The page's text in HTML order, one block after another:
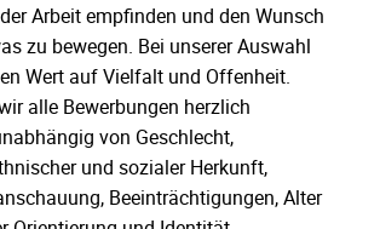
Arbeit empfinden und den Wunsch
zu bewegen. Bei unserer Auswahl
Wert auf Vielfalt und Offenheit.
alle Bewerbungen herzlich
von Geschlecht,
und sozialer Herkunft,
Beeinträchtigungen, Alter